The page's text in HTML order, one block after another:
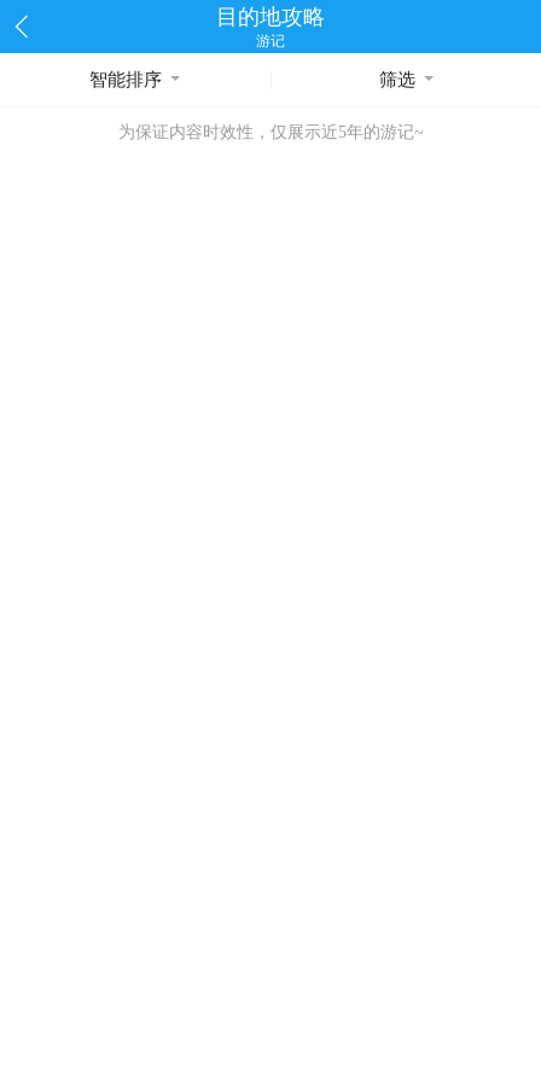
目的地攻略
游记
智能排序 筛选
为保证内容时效性，仅展示近5年的游记~